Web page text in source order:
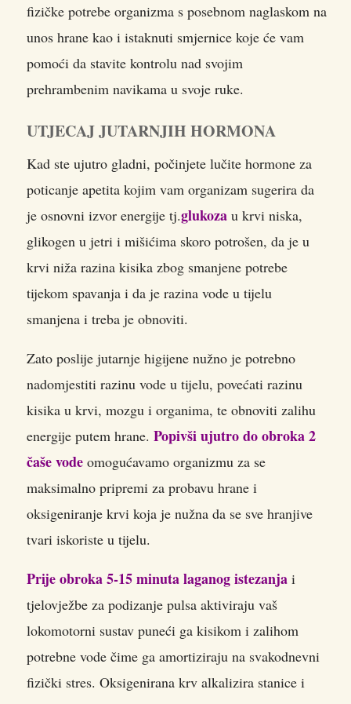
fizičke potrebe organizma s posebnom naglaskom na
unos hrane kao i istaknuti smjernice koje će vam
pomoći da stavite kontrolu nad svojim
prehrambenim navikama u svoje ruke.
UTJECAJ JUTARNJIH HORMONA
Kad ste ujutro gladni, počinjete lučite hormone za
poticanje apetita kojim vam organizam sugerira da
je osnovni izvor energije tj.glukoza u krvi niska,
glikogen u jetri i mišićima skoro potrošen, da je u
krvi niža razina kisika zbog smanjene potrebe
tijekom spavanja i da je razina vode u tijelu
smanjena i treba je obnoviti.
Zato poslije jutarnje higijene nužno je potrebno
nadomjestiti razinu vode u tijelu, povećati razinu
kisika u krvi, mozgu i organima, te obnoviti zalihu
energije putem hrane. Popivši ujutro do obroka 2
čaše vode omogućavamo organizmu za se
maksimalno pripremi za probavu hrane i
oksigeniranje krvi koja je nužna da se sve hranjive
tvari iskoriste u tijelu.
Prije obroka 5-15 minuta laganog istezanja i
tjelovježbe za podizanje pulsa aktiviraju vaš
lokomotorni sustav puneći ga kisikom i zalihom
potrebne vode čime ga amortiziraju na svakodnevni
fizički stres. Oksigenirana krv alkalizira stanice i